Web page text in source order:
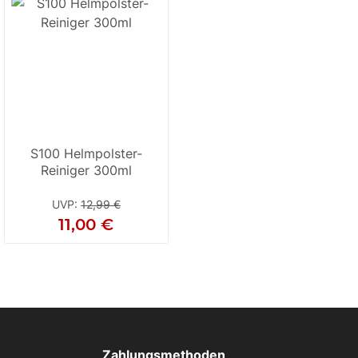
S100 Helmpolster-
Reiniger 300ml
UVP: 12,99 €
11,00 €
Zahlungsmethoden